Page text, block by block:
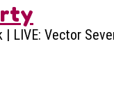
| LIVE: Vector